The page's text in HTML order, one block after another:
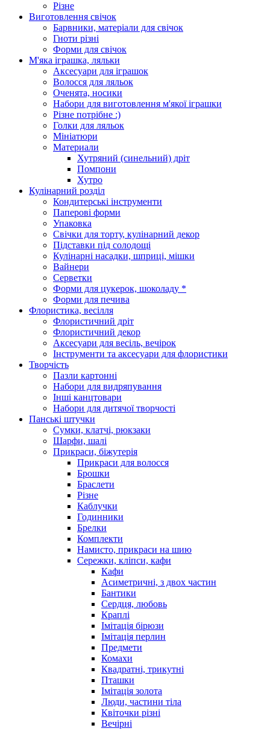
Різне
Виготовлення свічок
Барвники, матеріали для свічок
Гноти різні
Форми для свічок
М'яка іграшка, ляльки
Аксесуари для іграшок
Волосся для ляльок
Оченята, носики
Набори для виготовлення м'якої іграшки
Різне потрібне :)
Голки для ляльок
Мініатюри
Материали
Хутряний (синельний) дріт
Помпони
Хутро
Кулінарний розділ
Кондитерські інструменти
Паперові форми
Упаковка
Свічки для торту, кулінарний декор
Підставки під солодощі
Кулінарні насадки, шприці, мішки
Вайнери
Серветки
Форми для цукерок, шоколаду *
Форми для печива
Флористика, весілля
Флористичний дріт
Флористичний декор
Аксесуари для весіль, вечірок
Інструменти та аксесуари для флористики
Творчість
Пазли картонні
Набори для видряпування
Інші канцтовари
Набори для дитячої творчості
Панські штучки
Сумки, клатчі, рюкзаки
Шарфи, шалі
Прикраси, біжутерія
Прикраси для волосся
Брошки
Браслети
Різне
Каблучки
Годинники
Брелки
Комплекти
Намисто, прикраси на шию
Сережки, кліпси, кафи
Кафи
Асиметричні, з двох частин
Бантики
Сердця, любовь
Краплі
Імітація бірюзи
Імітація перлин
Предмети
Комахи
Квадратні, трикутні
Пташки
Імітація золота
Люди, частини тіла
Квіточки різні
Вечірні